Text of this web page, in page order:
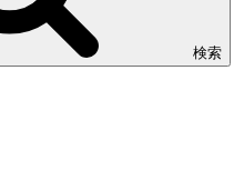
検索